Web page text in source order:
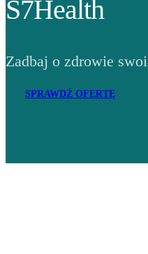
S7Health
Zadbaj o zdrowie
SPRAWDŹ OFERTĘ